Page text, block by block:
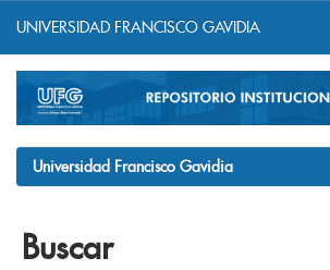
navigation
UNIVERSIDAD FRANCISCO GAVIDIA
Universidad Francisco Gavidia
Buscar